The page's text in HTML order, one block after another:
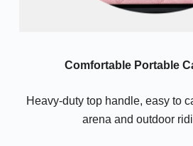
Comfortable Portable
Heavy-duty top handle, easy to
arena and outdoor